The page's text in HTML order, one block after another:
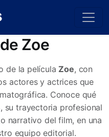
Zoe
de la película Zoe, con
actores y actrices que
Conoce qué
su trayectoria profesional
narrativo del film, en una
equipo editorial.